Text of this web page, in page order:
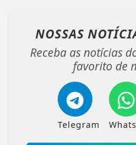
NOSSAS
Receba as notícias
favorito de
Telegram